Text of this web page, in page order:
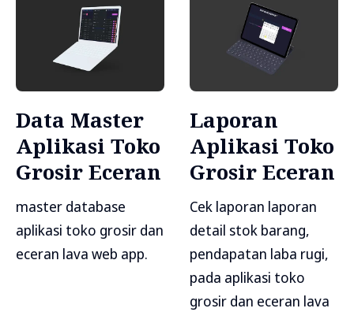
Data Master
Aplikasi Toko
Grosir Eceran
master database
aplikasi toko grosir dan
eceran lava web app.
Laporan
Aplikasi Toko
Grosir Eceran
Cek laporan laporan
detail stok barang,
pendapatan laba rugi,
pada aplikasi toko
grosir dan eceran lava